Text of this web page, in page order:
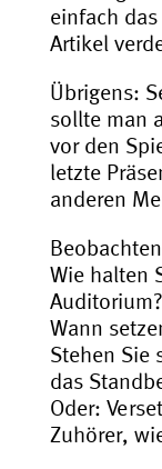
einfach
Artikel
Übrigens:
sollte man
vor den
letzte
anderen
Wie halten
Auditorium?
Wann
Stehen Sie
das
Oder:
Zuhörer,